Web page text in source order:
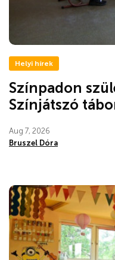
Helyi hírek
Színpadon
Színjátszó
Aug 7, 2026
Bruszel Dóra